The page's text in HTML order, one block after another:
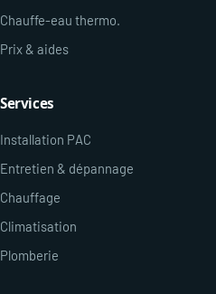
Chauffe-eau thermo.
Prix & aides
Services
Installation PAC
Entretien & dépannage
Chauffage
Climatisation
Plomberie